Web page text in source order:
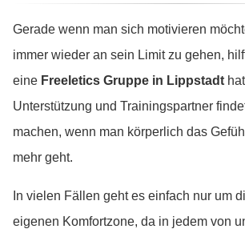
Gerade wenn man sich motivieren
immer wieder an sein Limit zu gehen,
eine Freeletics Gruppe in Lippstadt
Unterstützung und Trainingspartner
machen, wenn man körperlich das
mehr geht.
In vielen Fällen geht es einfach nur um
eigenen Komfortzone, da in jedem von